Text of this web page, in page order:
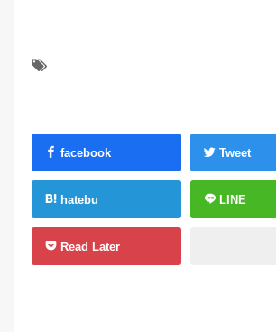
facebook Tweet
hatebu LINE
Read Later